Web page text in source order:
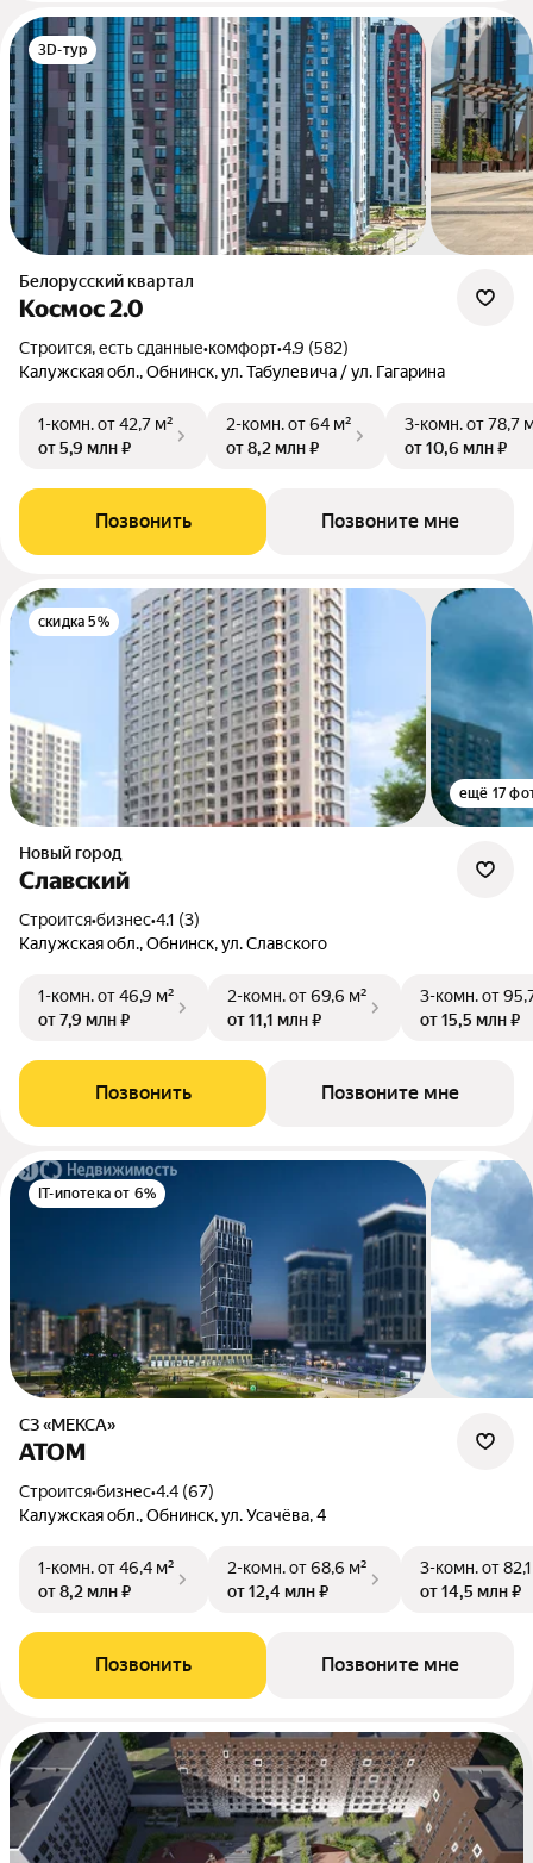
3D-тур
Белорусский квартал
Космос 2.0
Строится, есть сданные•комфорт•4.9 (582)
Калужская обл., Обнинск, ул. Табулевича / ул. Гагарина
1-комн.от 42,7 м²
от 5,9 млн ₽
2-комн.от 64 м²
от 8,2 млн ₽
3-комн.от 78,7
от 10,6 млн ₽
Позвонить Позвоните мне
скидка 5%
ещё 17
Новый город
Славский
Строится•бизнес•4.1 (3)
Калужская обл., Обнинск, ул. Славского
1-комн.от 46,9 м²
от 7,9 млн ₽
2-комн.от 69,6 м²
от 11,1 млн ₽
3-комн.от
от 15,5 млн ₽
Позвонить Позвоните мне
IT-ипотека от 6%
СЗ «МЕКСА»
АТОМ
Строится•бизнес•4.4 (67)
Калужская обл., Обнинск, ул. Усачёва, 4
1-комн.от 46,4 м²
от 8,2 млн ₽
2-комн.от 68,6 м²
от 12,4 млн ₽
3-комн.от
от 14,5 млн ₽
Позвонить Позвоните мне